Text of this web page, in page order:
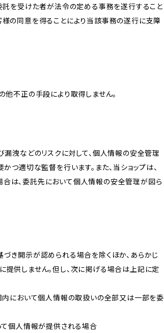
託を受けた者が法令の定める事務を遂行すること
の同意を得ることにより当該事務の遂行に支障
他不正の手段により取得しません。
漏洩などのリスクに対して、個人情報の安全管理
つ適切な監督を行います。また、当ショップは、
は、委託先において個人情報の安全管理が図ら
き開示が認められる場合を除くほか、あらかじ
供しません。但し、次に掲げる場合は上記に定
内において個人情報の取扱いの全部又は一部を委
て個人情報が提供される場合